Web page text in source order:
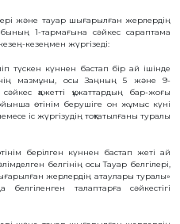
және тауар шығарылған жерлердің
1-тармағына сәйкес сараптама
кезеңмен жүргiзедi:
түскен күннен бастап бір ай iшiнде
мазмұны, осы Заңның 5 және 9-
қажеттi құжаттардың бар-жоғы
өтінім берушіге он жұмыс күні
іс жүргізудің тоқтатылғаны туралы
берiлген күннен бастап жеті ай
белгiнiң осы Тауар белгілері,
жерлердің атаулары туралы»
талаптарға сәйкестiгi